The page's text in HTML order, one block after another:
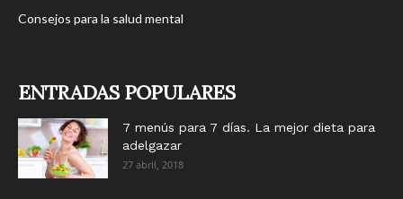
Consejos para la salud mental
ENTRADAS POPULARES
7 menús para 7 días. La mejor dieta para
adelgazar
27 abril, 2018